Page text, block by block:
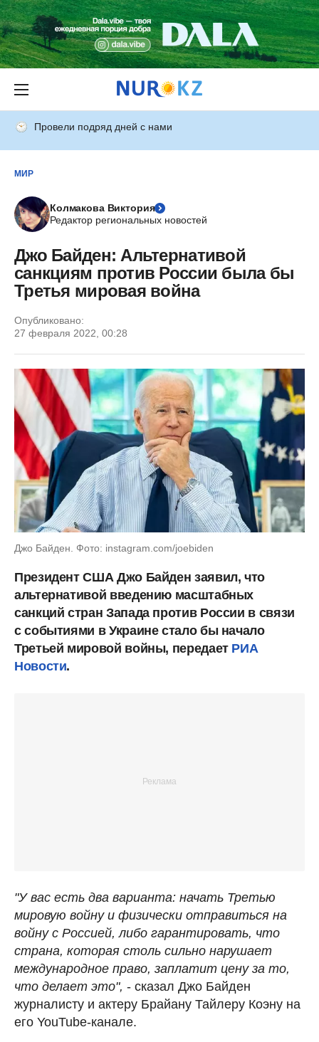
Провели подряд дней с нами
МИР
Колмакова Виктория
Редактор региональных новостей
Джо Байден: Альтернативой
санкциям против России была бы
Третья мировая война
Опубликовано:
27 февраля 2022, 00:28
Джо Байден. Фото: instagram.com/joebiden
Президент США Джо Байден заявил, что
альтернативой введению масштабных
санкций стран Запада против России в связи
с событиями в Украине стало бы начало
Третьей мировой войны, передает РИА
Новости.
"У вас есть два варианта: начать Третью
мировую войну и физически отправиться на
войну с Россией, либо гарантировать, что
страна, которая столь сильно нарушает
международное право, заплатит цену за то,
что делает это", - сказал Джо Байден
журналисту и актеру Брайану Тайлеру Коэну на
его YouTube-канале.